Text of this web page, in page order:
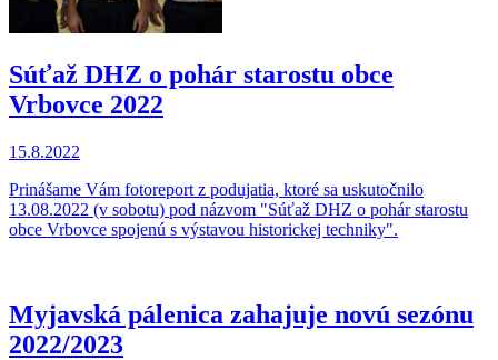
Súťaž DHZ o pohár starostu obce
Vrbovce 2022
15.8.2022
Prinášame Vám fotoreport z podujatia, ktoré sa uskutočnilo
13.08.2022 (v sobotu) pod názvom "Súťaž DHZ o pohár starostu
obce Vrbovce spojenú s výstavou historickej techniky".
Myjavská pálenica zahajuje novú sezónu
2022/2023